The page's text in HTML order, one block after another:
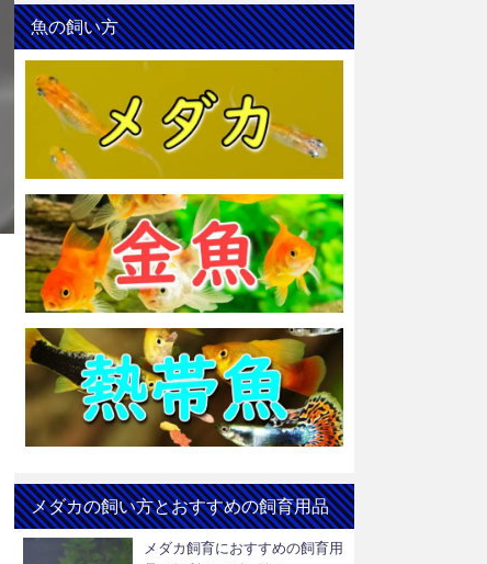
魚の飼い方
メダカの飼い方とおすすめの飼育用品
メダカ飼育におすすめの飼育用